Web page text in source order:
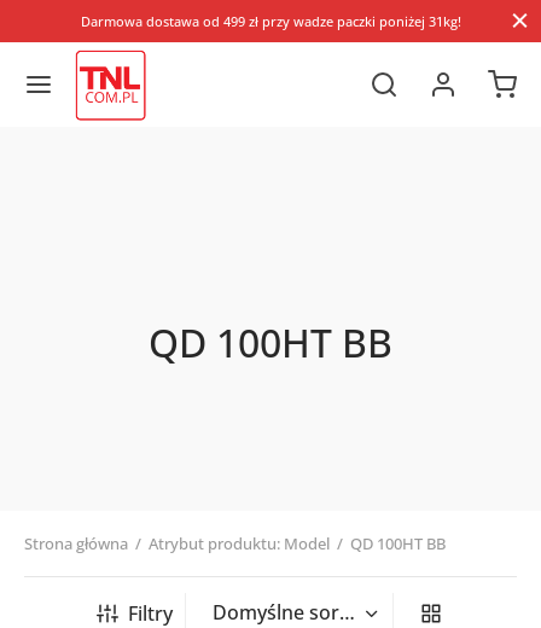
Darmowa dostawa od 499 zł przy wadze paczki poniżej 31kg!
QD 100HT BB
Strona główna / Atrybut produktu: Model / QD 100HT BB
Filtry